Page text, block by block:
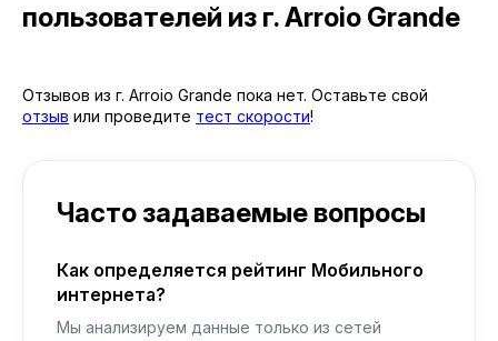
пользователей из г. Arroio Grande
Отзывов из г. Arroio Grande пока нет. Оставьте свой
отзыв или проведите тест скорости!
Часто задаваемые вопросы
Как определяется рейтинг Мобильного
интернета?
Мы анализируем данные только из сетей